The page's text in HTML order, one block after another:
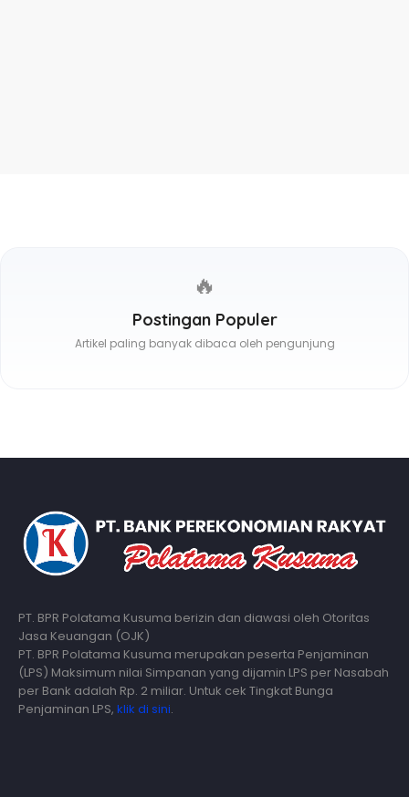
🔥
Postingan Populer
Artikel paling banyak dibaca oleh pengunjung
PT. BPR Polatama Kusuma berizin dan diawasi oleh Otoritas
Jasa Keuangan (OJK)
PT. BPR Polatama Kusuma merupakan peserta Penjaminan
(LPS) Maksimum nilai Simpanan yang dijamin LPS per Nasabah
per Bank adalah Rp. 2 miliar. Untuk cek Tingkat Bunga
Penjaminan LPS, klik di sini.